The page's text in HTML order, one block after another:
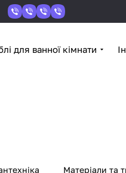
для ванної кімнати
Матеріали та